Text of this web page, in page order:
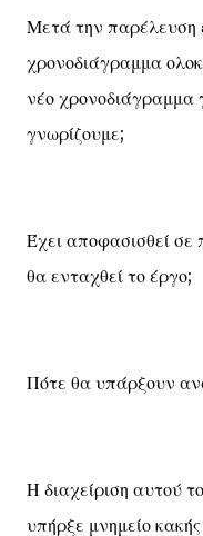
Μετά την παρέλευση
χρονοδιάγραμμα
νέο χρονοδιάγραμμα
γνωρίζουμε;
Έχει αποφασισθεί σε
θα ενταχθεί το έργο;
Πότε θα υπάρξουν
Η διαχείριση αυτού
υπήρξε μνημείο κακής